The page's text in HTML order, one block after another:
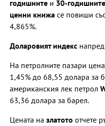
годишните и 30-
ценни книжа се повиши
4,865%.
Доларовият индекс
На петролните пазари
1,45% до 68,55 долара за
американския лек петрол
63,36 долара за барел.
Цената на златото отчете